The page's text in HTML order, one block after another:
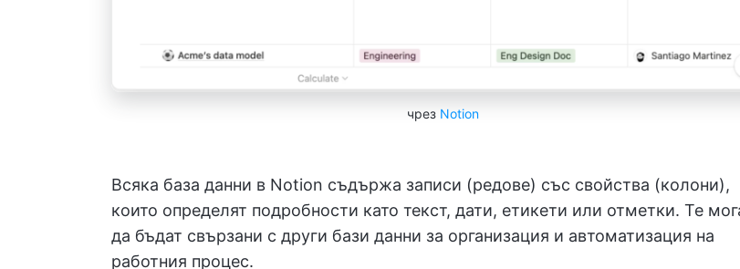
чрез Notion
Всяка база данни в Notion съдържа записи (редове) със свойства (колони),
които определят подробности като текст, дати, етикети или отметки. Те
да бъдат свързани с други бази данни за организация и автоматизация на
работния процес.